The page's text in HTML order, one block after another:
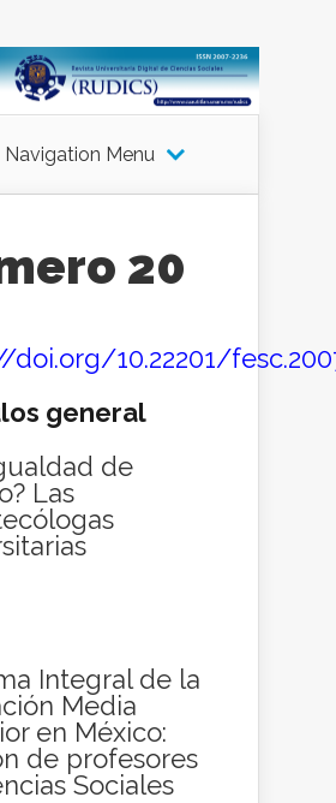
Navigation Menu
20
doi.org/10.22201/
general
de
Las
Integral de la
Media
en México:
de profesores
Sociales